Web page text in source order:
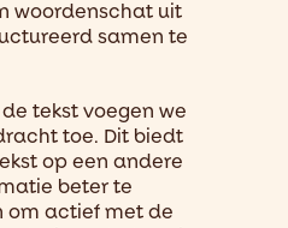
woordenschat uit
samen te
tekst voegen we
toe. Dit biedt
op een andere
beter te
om actief met de